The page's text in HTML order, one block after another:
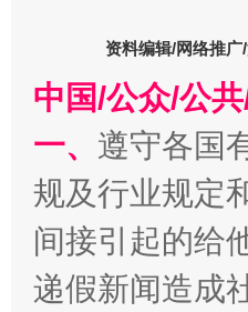
东山县通报“牛蛙产品抗生
资料编辑/网络推广
中国/公众/公
一、 遵守各国
规及行业规定
间接引起的给
递假新闻造成